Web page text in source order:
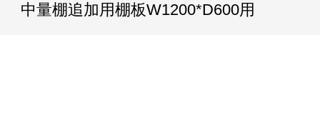
中量棚追加用棚板W1200*D600用